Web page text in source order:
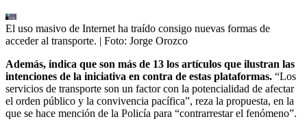
El uso masivo de Internet ha traído consigo nuevas formas de
acceder al transporte. | Foto: Jorge Orozco
Además, indica que son más de 13 los artículos que ilustran las
intenciones de la iniciativa en contra de estas plataformas. “Los
servicios de transporte son un factor con la potencialidad de afectar
el orden público y la convivencia pacífica”, reza la propuesta, en la
que se hace mención de la Policía para “contrarrestar el fenómeno”.